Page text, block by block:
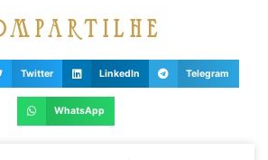
Twitter LinkedIn Telegram
WhatsApp